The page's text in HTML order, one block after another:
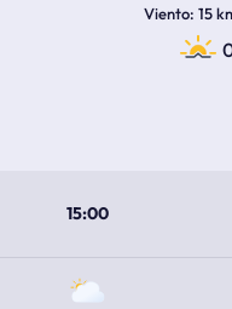
Viento 15
15:00